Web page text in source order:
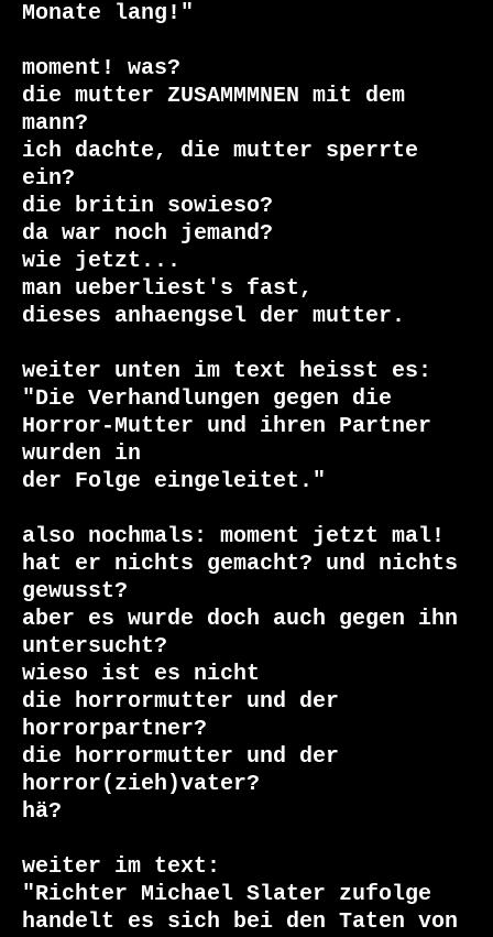
Monate lang!"
moment! was?
die mutter ZUSAMMMNEN mit dem
mann?
ich dachte, die mutter sperrte
ein?
die britin sowieso?
da war noch jemand?
wie jetzt...
man ueberliest's fast,
dieses anhaengsel der mutter.
weiter unten im text heisst es:
"Die Verhandlungen gegen die
Horror-Mutter und ihren Partner
wurden in
der Folge eingeleitet."
also nochmals: moment jetzt mal!
hat er nichts gemacht? und nichts
gewusst?
aber es wurde doch auch gegen ihn
untersucht?
wieso ist es nicht
die horrormutter und der
horrorpartner?
die horrormutter und der
horror(zieh)vater?
hä?
weiter im text:
"Richter Michael Slater zufolge
handelt es sich bei den Taten von